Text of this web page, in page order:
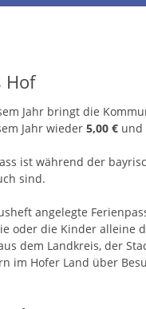
Hof
Jahr bringt die
Jahr wieder 5,00 €und
ist während der
sind.
angelegte
oder die Kinder alleine
dem Landkreis, der
Hofer Land über